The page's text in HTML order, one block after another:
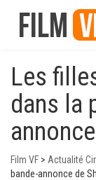
Les
dans la
Film VF > Actualité
bande-annonce de